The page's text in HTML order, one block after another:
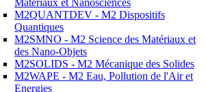
Matériaux et Nanosciences
M2QUANTDEV - M2 Dispositifs
Quantiques
M2SMNO - M2 Science des Matériaux et
des Nano-Objets
M2SOLIDS - M2 Mécanique des Solides
M2WAPE - M2 Eau, Pollution de l'Air et
Energies